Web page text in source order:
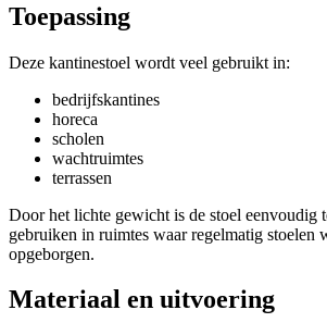
Toepassing
Deze kantinestoel wordt veel gebruikt in:
bedrijfskantines
horeca
scholen
wachtruimtes
terrassen
Door het lichte gewicht is de stoel eenvoudig
gebruiken in ruimtes waar regelmatig stoelen
opgeborgen.
Materiaal en uitvoering